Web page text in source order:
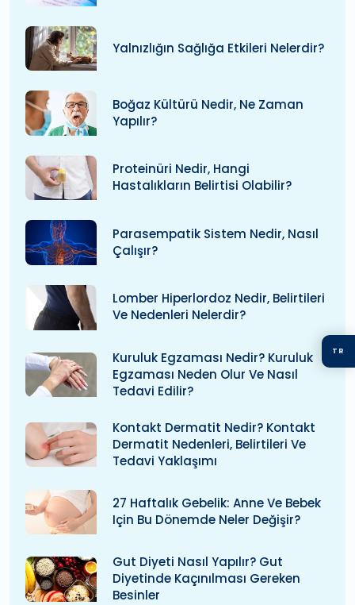
TR
Yalnızlığın Sağlığa Etkileri Nelerdir?
Boğaz Kültürü Nedir, Ne Zaman
Yapılır?
Proteinüri Nedir, Hangi
Hastalıkların Belirtisi Olabilir?
Parasempatik Sistem Nedir, Nasıl
Çalışır?
Lomber Hiperlordoz Nedir, Belirtileri
Ve Nedenleri Nelerdir?
Kuruluk Egzaması Nedir? Kuruluk
Egzaması Neden Olur Ve Nasıl
Tedavi Edilir?
Kontakt Dermatit Nedir? Kontakt
Dermatit Nedenleri, Belirtileri Ve
Tedavi Yaklaşımı
27 Haftalık Gebelik: Anne Ve Bebek
Için Bu Dönemde Neler Değişir?
Gut Diyeti Nasıl Yapılır? Gut
Diyetinde Kaçınılması Gereken
Besinler